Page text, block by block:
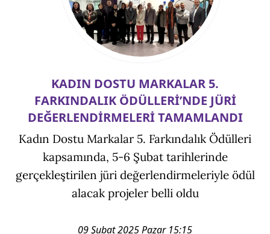
KADIN DOSTU MARKALAR 5.
FARKINDALIK ÖDÜLLERİ’NDE JÜRİ
DEĞERLENDİRMELERİ TAMAMLANDI
Kadın Dostu Markalar 5. Farkındalık Ödülleri
kapsamında, 5-6 Şubat tarihlerinde
gerçekleştirilen jüri değerlendirmeleriyle ödül
alacak projeler belli oldu
09 Şubat 2025 Pazar 15:15